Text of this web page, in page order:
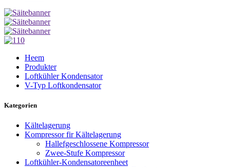
Heem
Produkter
Loftkühler Kondensator
V-Typ Loftkondensator
Kategorien
Kältelagerung
Kompressor fir Kältelagerung
Hallefgeschlossene Kompressor
Zwee-Stufe Kompressor
Loftkühler-Kondensatoreenheet